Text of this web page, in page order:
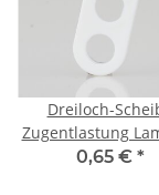
Dreiloch-
Zugentlastung
Kabelaufhänger
0,65 € *